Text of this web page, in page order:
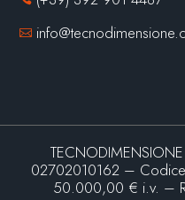

02702010162 –
50.000,00 € i.v. –